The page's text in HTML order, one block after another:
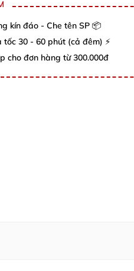
kín đáo - Che tên SP 📦
tốc 30 - 60 phút (cả đêm) ⚡
cho đơn hàng từ 300.000đ